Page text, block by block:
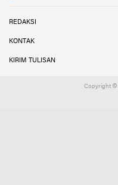
REDAKSI
KONTAK
KIRIM TULISAN
Copyright ©